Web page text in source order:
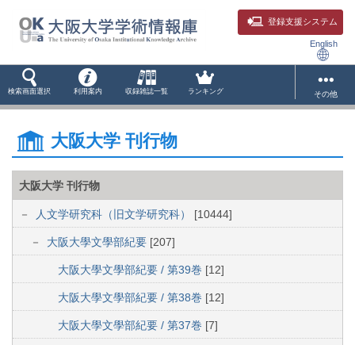
登録支援システム
English
検索画面選択 利用案内 収録雑誌一覧 ランキング その他
大阪大学 刊行物
大阪大学 刊行物
人文学研究科（旧文学研究科） [10444]
大阪大學文學部紀要 [207]
大阪大學文學部紀要 / 第39巻 [12]
大阪大學文學部紀要 / 第38巻 [12]
大阪大學文學部紀要 / 第37巻 [7]